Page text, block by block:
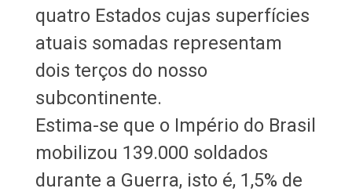
quatro Estados cujas superfícies
atuais somadas representam
dois terços do nosso
subcontinente.
Estima-se que o Império do Brasil
mobilizou 139.000 soldados
durante a Guerra, isto é, 1,5% de